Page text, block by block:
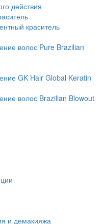
действия
краситель
волос Pure Brazilian
GK Hair Global Keratin
волос Brazilian Blowout
и демакияжа